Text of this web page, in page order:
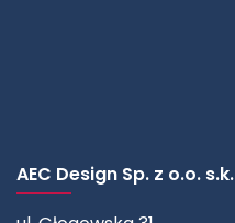
AEC Design Sp. z o.o. s.k.